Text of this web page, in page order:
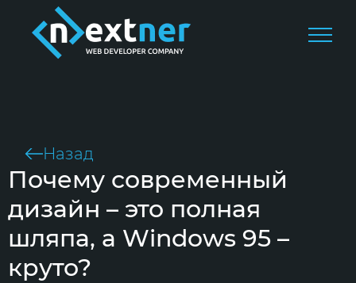
Назад
Почему современный
дизайн – это полная
шляпа, а Windows 95 –
круто?